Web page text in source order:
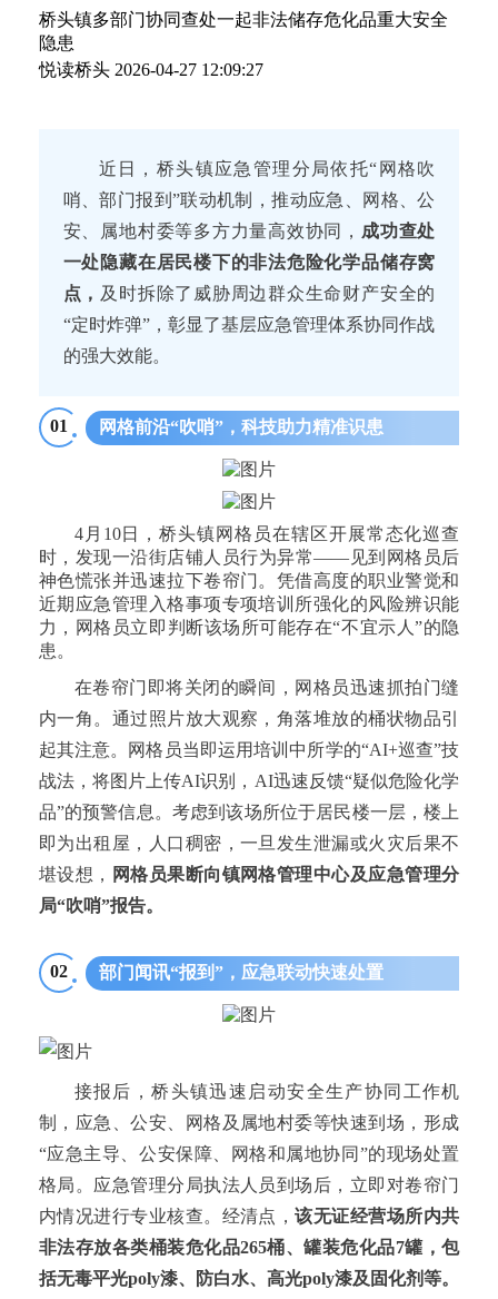
桥头镇多部门协同查处一起非法储存危化品重大安全
隐患
悦读桥头 2026-04-27 12:09:27
近日，桥头镇应急管理分局依托“网格吹
哨、部门报到”联动机制，推动应急、网格、公
安、属地村委等多方力量高效协同， 成功查处
一处隐藏在居民楼下的非法危险化学品储存窝
点， 及时拆除了威胁周边群众生命财产安全的
“定时炸弹”，彰显了基层应急管理体系协同作战
的强大效能。
01 网格前沿“吹哨”，科技助力精准识患
4月10日，桥头镇网格员在辖区开展常态化巡查
时，发现一沿街店铺人员行为异常——见到网格员后
神色慌张并迅速拉下卷帘门。凭借高度的职业警觉和
近期应急管理入格事项专项培训所强化的风险辨识能
力，网格员立即判断该场所可能存在“不宜示人”的隐
患。
在卷帘门即将关闭的瞬间，网格员迅速抓拍门缝
内一角。通过照片放大观察，角落堆放的桶状物品引
起其注意。网格员当即运用培训中所学的“AI+巡查”技
战法，将图片上传AI识别，AI迅速反馈“疑似危险化学
品”的预警信息。考虑到该场所位于居民楼一层，楼上
即为出租屋，人口稠密，一旦发生泄漏或火灾后果不
堪设想，
网格员果断向镇网格管理中心及应急管理分
局“吹哨”报告。
02 部门闻讯“报到”，应急联动快速处置
接报后，桥头镇迅速启动安全生产协同工作机
制，应急、公安、网格及属地村委等快速到场，形成
“应急主导、公安保障、网格和属地协同”的现场处置
格局。应急管理分局执法人员到场后，立即对卷帘门
内情况进行专业核查。经清点，该无证经营场所内共
非法存放各类桶装危化品265桶、罐装危化品7罐，包
括无毒平光poly漆、防白水、高光poly漆及固化剂等。